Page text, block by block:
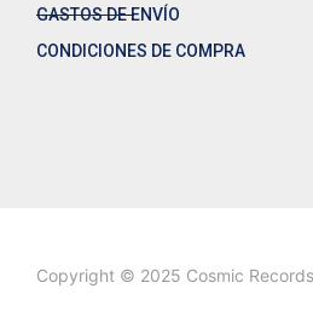
GASTOS DE ENVÍO
CONDICIONES DE COMPRA
Copyright © 2025 Cosmic